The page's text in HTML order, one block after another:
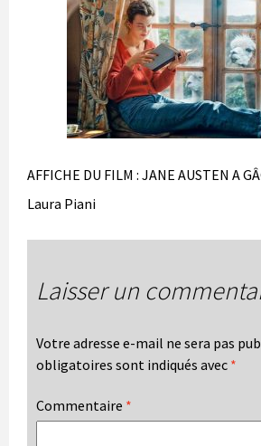
AFFICHE DU FILM : JANE AUSTEN A
Laura Piani
Laisser un
Votre adresse e-mail ne sera pas
obligatoires sont indiqués avec *
Commentaire *